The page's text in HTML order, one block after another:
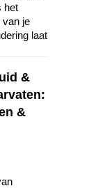
het
van je
laat
&
&